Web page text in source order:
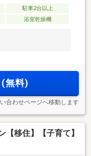
駐車2台以上
浴室乾燥機
無料)
合わせページへ移動します
移住】【子育て】